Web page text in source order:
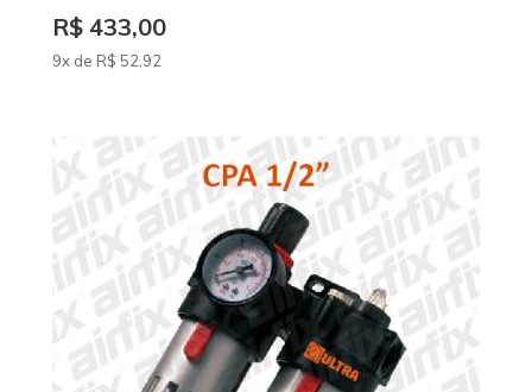
R$ 433,00
9x de R$ 52,92